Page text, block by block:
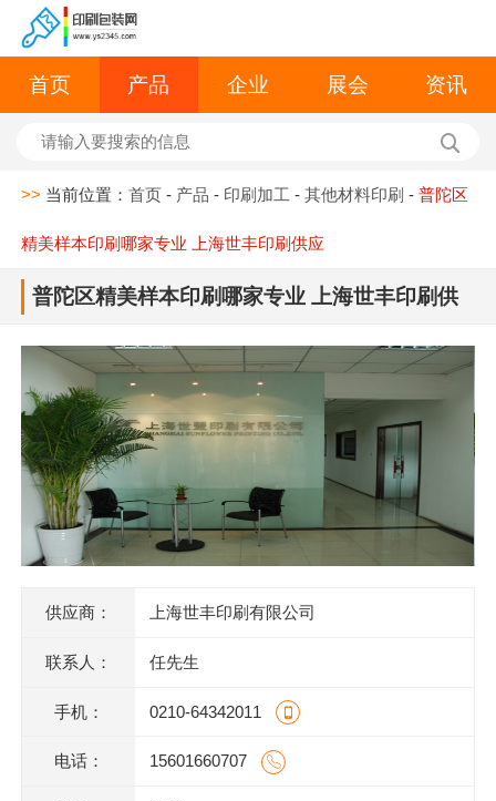
首页 产品 企业 展会 资讯
>> 当前位置：首页 - 产品 - 印刷加工 -其他材料印刷 -普陀区
精美样本印刷哪家专业 上海世丰印刷供应
普陀区精美样本印刷哪家专业 上海世丰印刷供
供应商： 上海世丰印刷有限公司
联系人： 任先生
手机： 0210-64342011
电话： 15601660707